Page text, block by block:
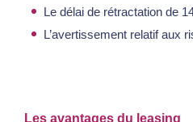
Le délai de rétractation de
L’avertissement relatif aux
Les avantages du leasing